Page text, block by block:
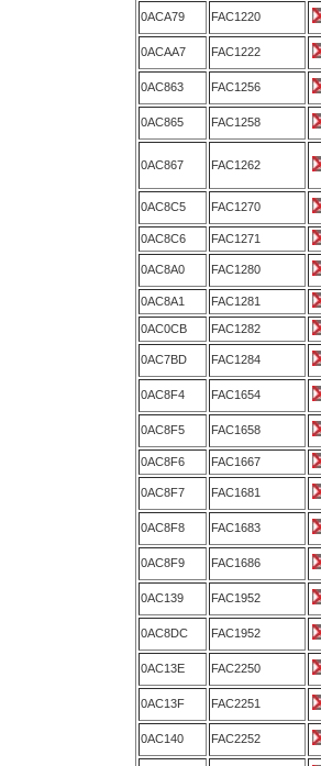
0ACA79 FAC1220
0ACAA7 FAC1222
0AC863 FAC1256
0AC865 FAC1258
0AC867 FAC1262
0AC8C5 FAC1270
0AC8C6 FAC1271
0AC8A0 FAC1280
0AC8A1 FAC1281
0AC0CB FAC1282
0AC7BD FAC1284
0AC8F4 FAC1654
0AC8F5 FAC1658
0AC8F6 FAC1667
0AC8F7 FAC1681
0AC8F8 FAC1683
0AC8F9 FAC1686
0AC139 FAC1952
0AC8DC FAC1952
0AC13E FAC2250
0AC13F FAC2251
0AC140 FAC2252